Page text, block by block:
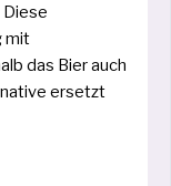
mit
das Bier auch
ersetzt